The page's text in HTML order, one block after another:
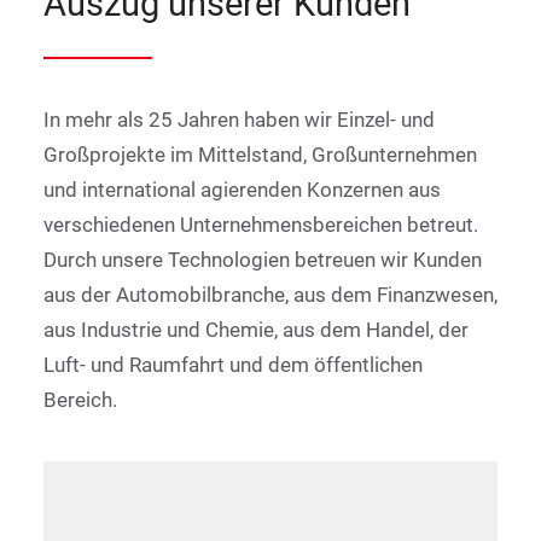
In mehr als 25 Jahren haben wir Einzel- und
Großprojekte im Mittelstand, Großunternehmen
und international agierenden Konzernen aus
verschiedenen Unternehmensbereichen betreut.
Durch unsere Technologien betreuen wir Kunden
aus der Automobilbranche, aus dem Finanzwesen,
aus Industrie und Chemie, aus dem Handel, der
Luft- und Raumfahrt und dem öffentlichen
Bereich.